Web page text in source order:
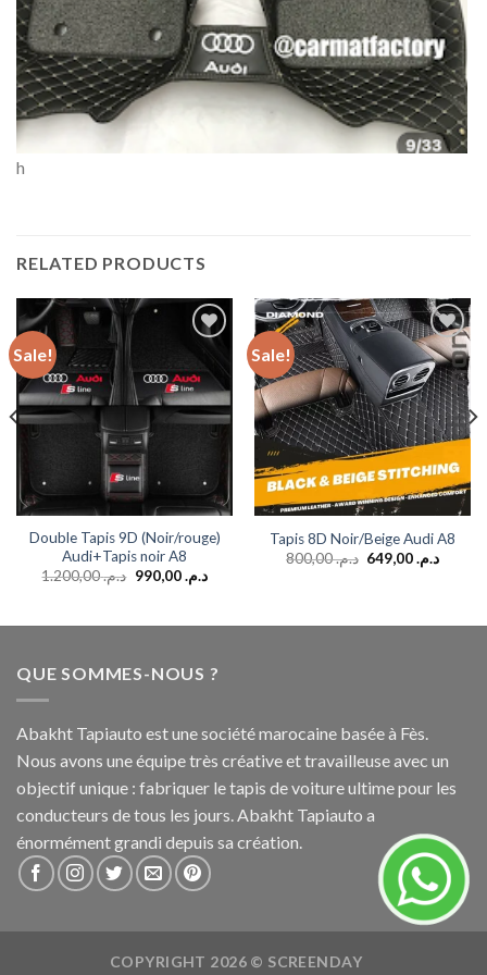
h
RELATED PRODUCTS
Sale!
wishlist
Double Tapis 9D (Noir/rouge)
Audi+Tapis noir A8
د.م.1.200,00 د.م.990,00
Sale!
Add to
wishlist
Tapis 8D Noir/Beige Audi A8
د.م.800,00 د.م.649,00
QUE SOMMES-NOUS ?
Abakht Tapiauto est une société marocaine basée à Fès.
Nous avons une équipe très créative et travailleuse avec un
objectif unique : fabriquer le tapis de voiture ultime pour les
conducteurs de tous les jours. Abakht Tapiauto a
énormément grandi depuis sa création.
COPYRIGHT 2026 © SCREENDAY